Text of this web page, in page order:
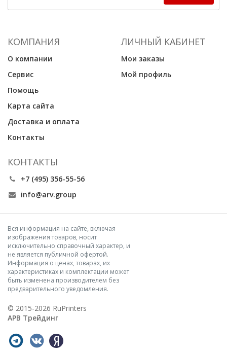
КОМПАНИЯ
О компании
Сервис
Помощь
Карта сайта
Доставка и оплата
Контакты
ЛИЧНЫЙ КАБИНЕТ
Мои заказы
Мой профиль
КОНТАКТЫ
+7 (495) 356-55-56
info@arv.group
Вся информация на сайте, включая
изображения товаров, носит
исключительно справочный характер, и
не является публичной офертой.
Информация о ценах, товарах, их
характеристиках и комплектации может
быть изменена производителем без
предварительного уведомления.
© 2015-2026 RuPrinters
АРВ Трейдинг